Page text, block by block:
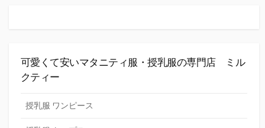
可愛くて安いマタニティ服・授乳服の専門店 ミル
クティー
授乳服 ワンピース